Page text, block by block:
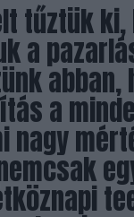
tűztük ki,
a
abban,
a
nagy